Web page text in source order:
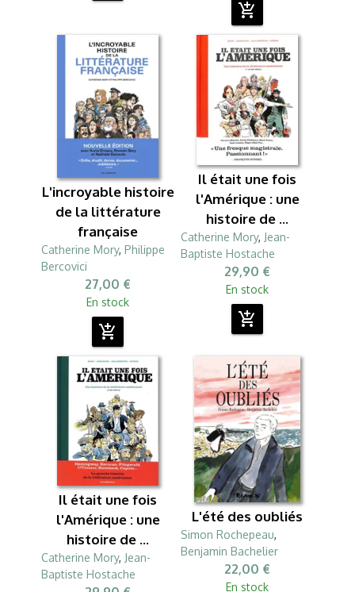
add_shopping_cart
L'incroyable histoire
de la littérature
française
Catherine Mory, Philippe
Bercovici
27,00 €
En stock
add_shopping_cart
Il était une fois
l'Amérique : une
histoire de ...
Catherine Mory, Jean-
Baptiste Hostache
29,90 €
En stock
add_shopping_cart
Il était une fois
l'Amérique : une
histoire de ...
Catherine Mory, Jean-
Baptiste Hostache
L'été des oubliés
Simon Rochepeau,
Benjamin Bachelier
22,00 €
En stock